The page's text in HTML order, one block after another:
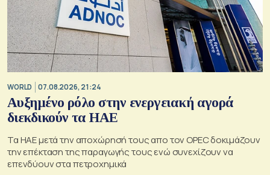
WORLD 07.08.2026, 21:24
Αυξημένο ρόλο στην ενεργειακή αγορά
διεκδικούν τα ΗΑΕ
Τα ΗΑΕ μετά την αποχώρησή τους απο τον OPEC δοκιμάζουν
την επέκταση της παραγωγής τους ενώ συνεχίζουν να
επενδύουν στα πετροχημικά